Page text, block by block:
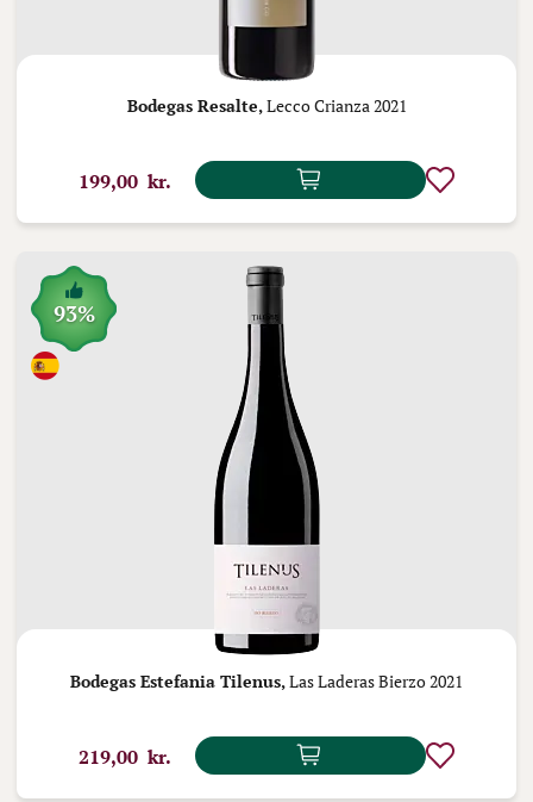
Bodegas Resalte,Lecco Crianza 2021
199,00 kr.
93%
Bodegas Estefania Tilenus, Las Laderas Bierzo 2021
219,00 kr.